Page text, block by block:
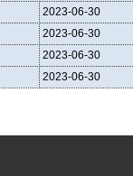
2023-06-30
2023-06-30
2023-06-30
2023-06-30